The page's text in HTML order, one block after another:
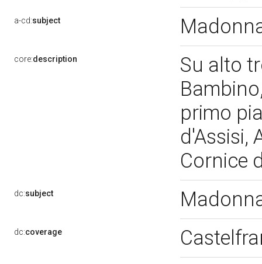
a-cd:subject
core:description
Su alto
primo
d'Assisi,
Cornice
dc:subject
dc:coverage